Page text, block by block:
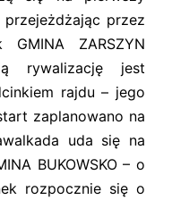
przez
ZARSZYN
rywalizację jest
rajdu – jego
zaplanowano na
uda się na
BUKOWSKO – o
rozpocznie się o